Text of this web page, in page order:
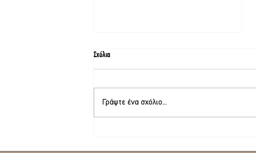
Σχόλια
Γράψτε ένα σχόλιο...